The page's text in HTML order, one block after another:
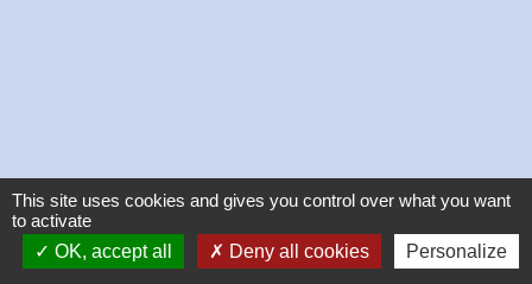
This site uses cookies and gives you control over what you want
to activate
OK, accept all
Deny all cookies Personalize